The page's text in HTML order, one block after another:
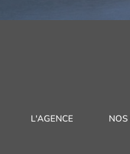
L'AGENCE NOS